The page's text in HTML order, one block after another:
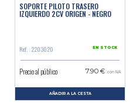
SOPORTE PILOTO TRASERO
IZQUIERDO 2CV ORIGEN - NEGRO
Ref. : 2203020 EN STOCK
Precio al público 7.90 € con IVA
AÑADIR A LA CESTA